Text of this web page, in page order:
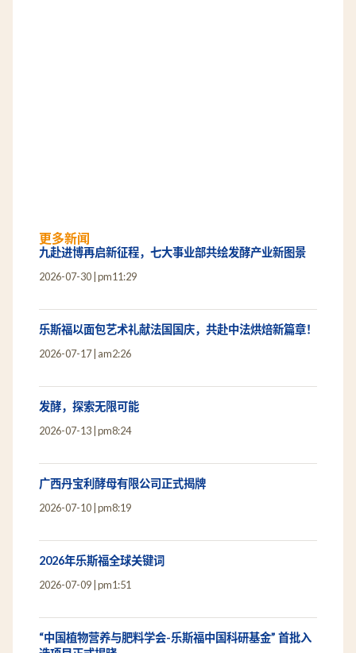
更多新闻
九赴进博再启新征程，七大事业部共绘发酵产业新图景
2026-07-30 pm11:29
乐斯福以面包艺术礼献法国国庆，共赴中法烘焙新篇章！
2026-07-17 am2:26
发酵，探索无限可能
2026-07-13 pm8:24
广西丹宝利酵母有限公司正式揭牌
2026-07-10 pm8:19
2026年乐斯福全球关键词
2026-07-09 pm1:51
“中国植物营养与肥料学会-乐斯福中国科研基金” 首批入